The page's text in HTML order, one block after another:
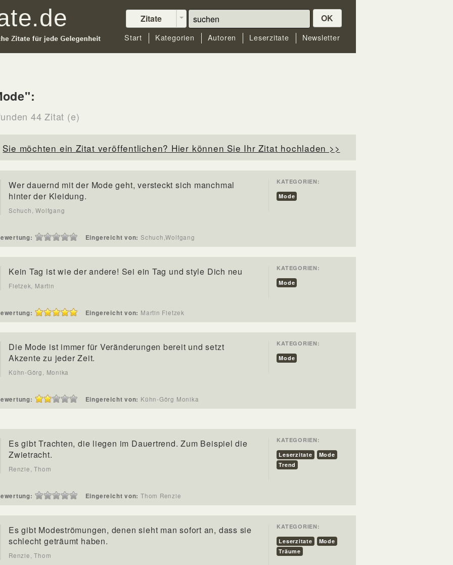
Zitate OK
Start Kategorien Autoren Leserzitate Newsletter
44 Zitat (e)
Sie möchten ein Zitat veröffentlichen? Hier können Sie Ihr Zitat hochladen >>
Wer dauernd mit der Mode geht, versteckt sich manchmal
hinter der Kleidung.
Schuch, Wolfgang
KATEGORIEN:
Mode
Eingereicht von: Schuch,Wolfgang
Kein Tag ist wie der andere! Sei ein Tag und style Dich neu
Fietzek, Martin
KATEGORIEN:
Mode
Eingereicht von: Martin Fietzek
Die Mode ist immer für Veränderungen bereit und setzt
Akzente zu jeder Zeit.
Kühn-Görg, Monika
KATEGORIEN:
Mode
Eingereicht von: Kühn-Görg Monika
Es gibt Trachten, die liegen im Dauertrend. Zum Beispiel die
Zwietracht.
Renzie, Thom
KATEGORIEN:
Leserzitate
Mode
Trend
Eingereicht von: Thom Renzie
Es gibt Modeströmungen, denen sieht man sofort an, dass sie
schlecht geträumt haben.
Renzie, Thom
KATEGORIEN:
Leserzitate
Mode
Träume